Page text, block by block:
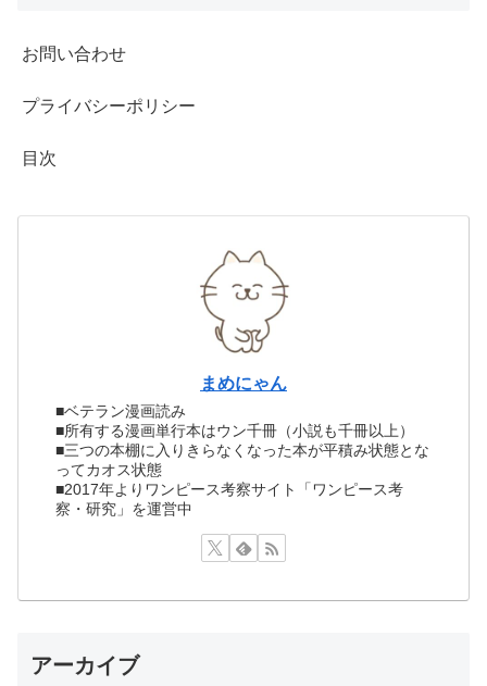
お問い合わせ
プライバシーポリシー
目次
まめにゃん
■ベテラン漫画読み
■所有する漫画単行本はウン千冊（小説も千冊以上）
■三つの本棚に入りきらなくなった本が平積み状態とな
ってカオス状態
■2017年よりワンピース考察サイト「ワンピース考
察・研究」を運営中
アーカイブ